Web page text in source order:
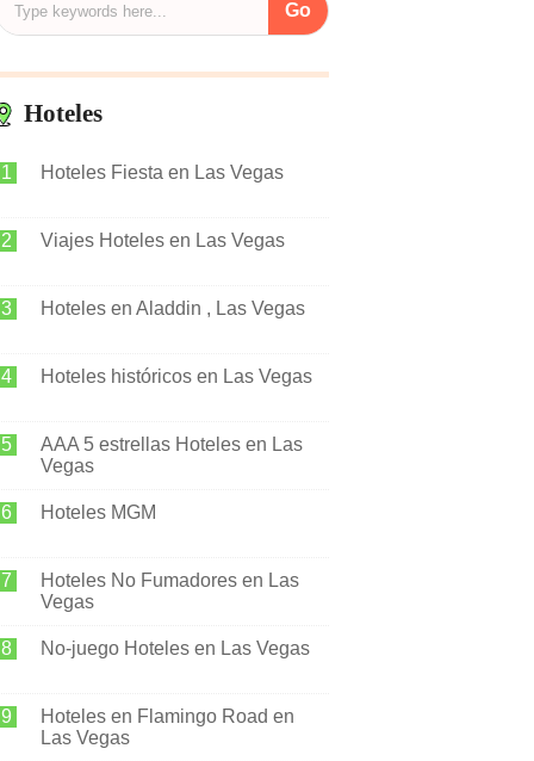
Hoteles
Hoteles Fiesta en Las Vegas
Viajes Hoteles en Las Vegas
Hoteles en Aladdin , Las Vegas
Hoteles históricos en Las Vegas
AAA 5 estrellas Hoteles en Las
Vegas
Hoteles MGM
Hoteles No Fumadores en Las
Vegas
No-juego Hoteles en Las Vegas
Hoteles en Flamingo Road en
Las Vegas